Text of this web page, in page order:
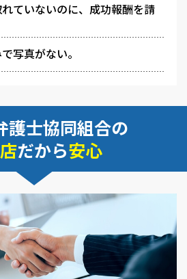
ていないのに、成功報酬を請
写真がない。
護士協同組合の
だから安心